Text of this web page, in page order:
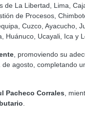
de La Libertad, Lima,
de Procesos,
Cuzco, Ayacucho,
Huánuco, Ucayali, Ica y
, promoviendo su
agosto, completando
Pacheco Corrales ,